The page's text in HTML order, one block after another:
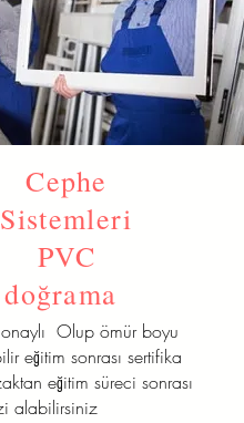
Cephe
Sistemleri
PVC
doğrama
onaylı Olup ömür boyu
eğitim sonrası sertifika
eğitim süreci sonrası
alabilirsiniz